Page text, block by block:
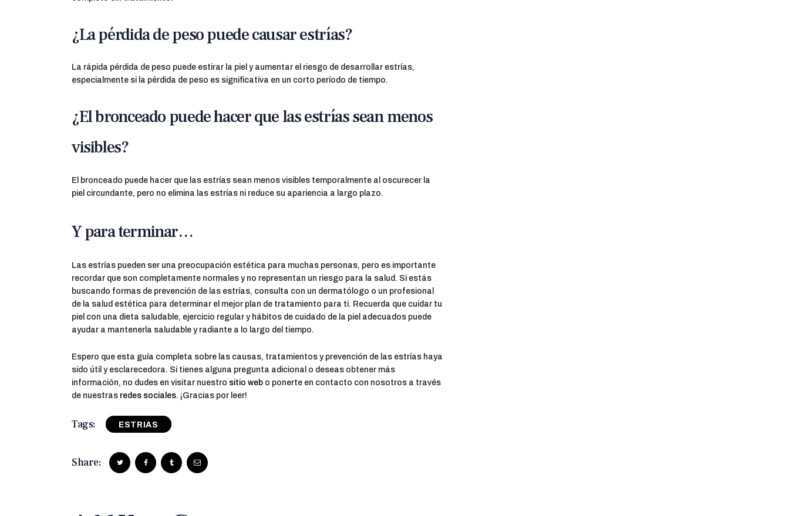
¿La pérdida de peso puede causar estrías?
La rápida pérdida de peso puede estirar la piel y aumentar el riesgo de desarrollar estrías,
especialmente si la pérdida de peso es significativa en un corto período de tiempo.
¿El bronceado puede hacer que las estrías sean menos
visibles?
El bronceado puede hacer que las estrías sean menos visibles temporalmente al oscurecer la
piel circundante, pero no elimina las estrías ni reduce su apariencia a largo plazo.
Y para terminar…
Las estrías pueden ser una preocupación estética para muchas personas, pero es importante
recordar que son completamente normales y no representan un riesgo para la salud. Si estás
buscando formas de prevención de las estrías, consulta con un dermatólogo o un profesional
de la salud estética para determinar el mejor plan de tratamiento para ti. Recuerda que cuidar tu
piel con una dieta saludable, ejercicio regular y hábitos de cuidado de la piel adecuados puede
ayudar a mantenerla saludable y radiante a lo largo del tiempo.
Espero que esta guía completa sobre las causas, tratamientos y prevención de las estrías haya
sido útil y esclarecedora. Si tienes alguna pregunta adicional o deseas obtener más
información, no dudes en visitar nuestro sitio web o ponerte en contacto con nosotros a través
de nuestras redes sociales. ¡Gracias por leer!
Tags: ESTRIAS
Share: